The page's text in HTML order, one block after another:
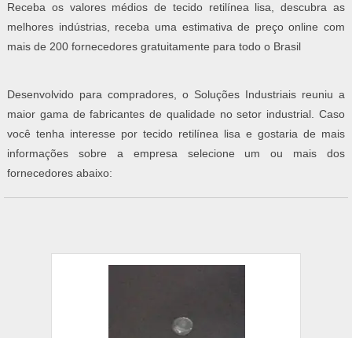
Receba os valores médios de tecido retilínea lisa, descubra as
melhores indústrias, receba uma estimativa de preço online com
mais de 200 fornecedores gratuitamente para todo o Brasil
Desenvolvido para compradores, o Soluções Industriais reuniu a
maior gama de fabricantes de qualidade no setor industrial. Caso
você tenha interesse por tecido retilínea lisa e gostaria de mais
informações sobre a empresa selecione um ou mais dos
fornecedores abaixo: